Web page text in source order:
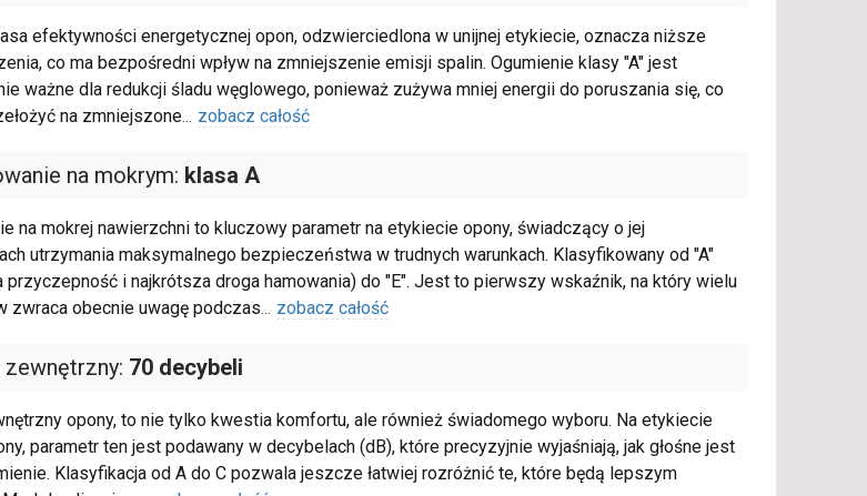
efektywności energetycznej opon, odzwierciedlona w unijnej etykiecie, oznacza niższe
co ma bezpośredni wpływ na zmniejszenie emisji spalin. Ogumienie klasy "A" jest
ważne dla redukcji śladu węglowego, ponieważ zużywa mniej energii do poruszania się, co
na zmniejszone... zobacz całość
na mokrym: klasa A
na mokrej nawierzchni to kluczowy parametr na etykiecie opony, świadczący o jej
utrzymania maksymalnego bezpieczeństwa w trudnych warunkach. Klasyfikowany od "A"
przyczepność i najkrótsza droga hamowania) do "E". Jest to pierwszy wskaźnik, na który wielu
zwraca obecnie uwagę podczas... zobacz całość
zewnętrzny: 70 decybeli
opony, to nie tylko kwestia komfortu, ale również świadomego wyboru. Na etykiecie
parametr ten jest podawany w decybelach (dB), które precyzyjnie wyjaśniają, jak głośne jest
Klasyfikacja od A do C pozwala jeszcze łatwiej rozróżnić te, które będą lepszym